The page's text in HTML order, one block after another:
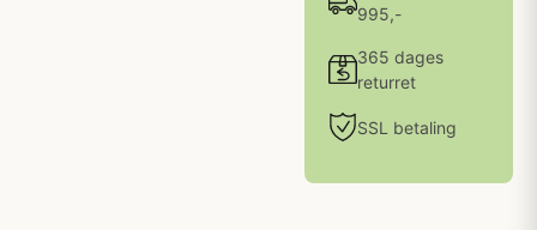
995,-
365 dages
returret
SSL betaling